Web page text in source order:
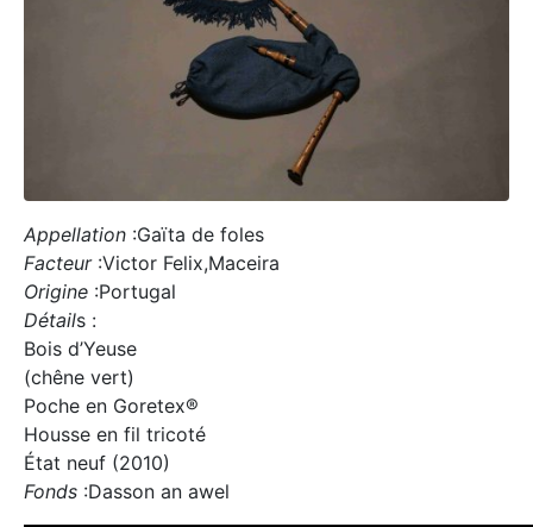
Appellation :Gaïta de foles
Facteur:Victor Felix,Maceira
Origine :Portugal
Détails :
Bois d’Yeuse
(chêne vert)
Poche en Goretex®
Housse en fil tricoté
État neuf (2010)
Fonds :Dasson an awel